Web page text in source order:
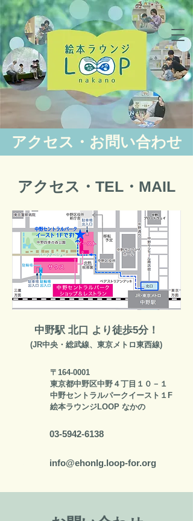
アクセス・お問い合わせ
​アクセス・TEL・MAIL
​中野駅 北口 より徒歩5分！
​(JR中央・総武線、東京メトロ東西線)
〒164-0001
東京都中野区中野４丁目１０－１
中野セントラルパークイースト１F
​絵本ラウンジLOOP なかの
03-5942-6138
info@ehonlg.loop-for.org